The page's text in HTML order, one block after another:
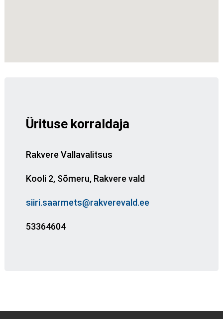
Ürituse korraldaja
Rakvere Vallavalitsus
Kooli 2, Sõmeru, Rakvere vald
siiri.saarmets@rakverevald.ee
53364604